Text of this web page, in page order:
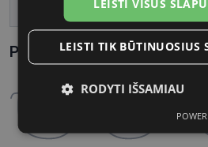
Tarpnosės plotis, mm 17
Parametrai Kaip sužinoti
LEISTI VISUS
LEISTI TIK BŪTINUOSIUS
RODYTI IŠSAMIAU
slapukai
Statistikos
slapukai